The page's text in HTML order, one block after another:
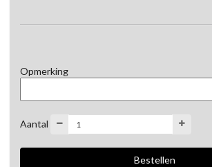
Opmerking
Aantal